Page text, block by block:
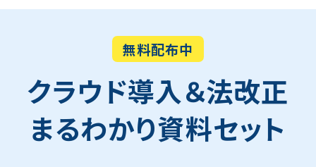
無料配布中
クラウド導入＆法改正
まるわかり資料セット